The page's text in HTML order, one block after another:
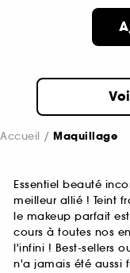
Accueil Maquillage
Essentiel beauté
meilleur allié ! Teint
le makeup parfait
cours à toutes nos
l'infini ! Best-sellers
n'a jamais été aussi